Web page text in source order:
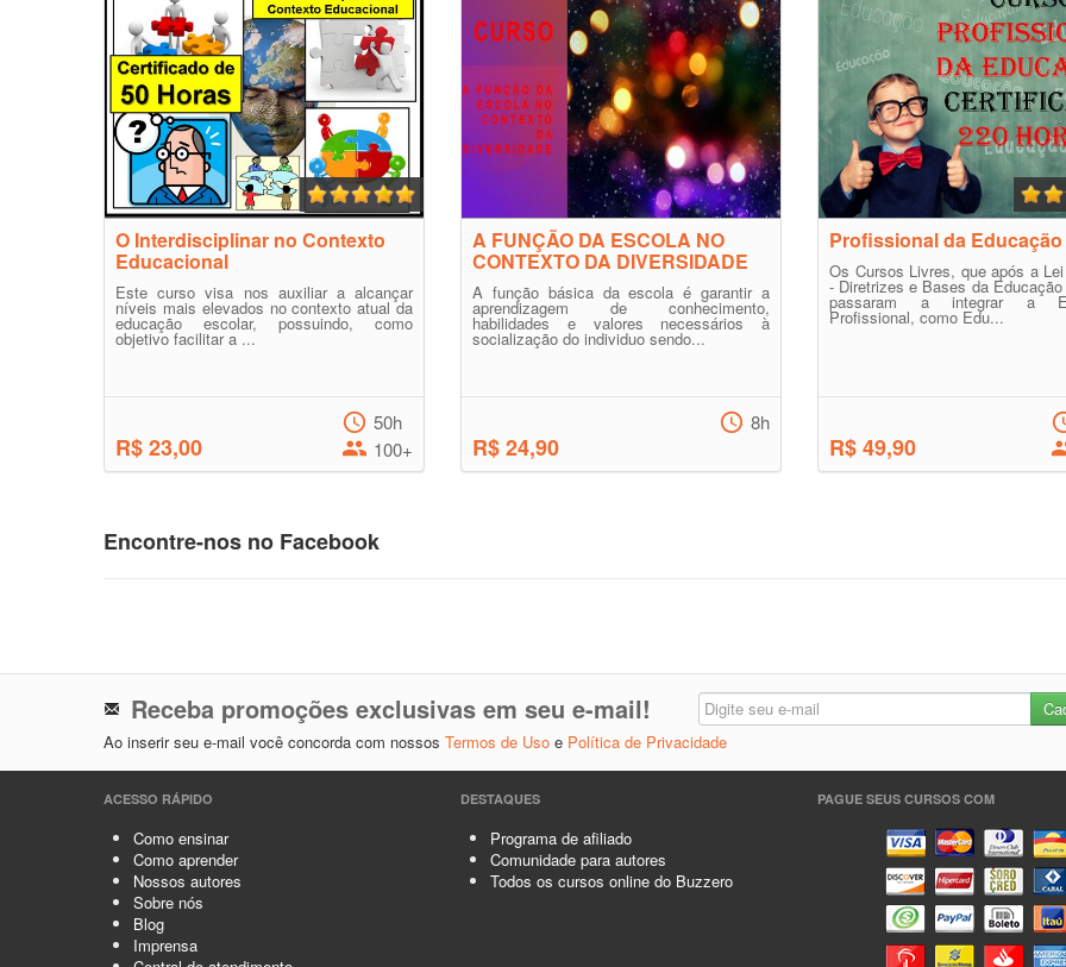
O Interdisciplinar no Contexto
Educacional
Este curso visa nos auxiliar a alcançar
níveis mais elevados no contexto atual da
educação escolar, possuindo, como
objetivo facilitar a ...
R$ 23,00
50h
100+
A FUNÇÃO DA ESCOLA NO
CONTEXTO DA DIVERSIDADE
A função básica da escola é garantir a
aprendizagem de conhecimento,
habilidades e valores necessários à
socialização do individuo sendo...
R$ 24,90
8h
Profissional da Educação
Os Cursos Livres, que após a
- Diretrizes e Bases da Educação
passaram a integrar a
Profissional, como Edu...
R$ 49,90
Encontre-nos no Facebook
Receba promoções exclusivas em seu e-mail!
Ao inserir seu e-mail você concorda com nossos Termos de Uso e Política de Privacidade
ACESSO RÁPIDO
Como ensinar
Como aprender
Nossos autores
Sobre nós
Blog
Imprensa
DESTAQUES
Programa de afiliado
Comunidade para autores
Todos os cursos online do Buzzero
PAGUE SEUS CURSOS COM